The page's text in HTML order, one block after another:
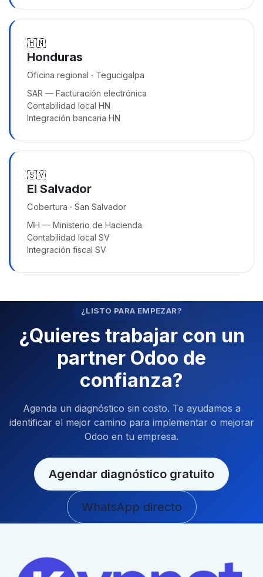
🇭🇳
Honduras
Oficina regional · Tegucigalpa
SAR — Facturación electrónica
Contabilidad local HN
Integración bancaria HN
🇸🇻
El Salvador
Cobertura · San Salvador
MH — Ministerio de Hacienda
Contabilidad local SV
Integración fiscal SV
¿LISTO PARA EMPEZAR?
¿Quieres trabajar con un
partner Odoo de
confianza?
Agenda un diagnóstico sin costo. Te ayudamos a
identificar el mejor camino para implementar o mejorar
Odoo en tu empresa.
Agendar diagnóstico gratuito
WhatsApp directo